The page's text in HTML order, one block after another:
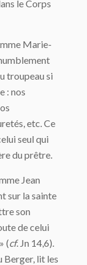
le Corps
Marie-
troupeau si
: nos
etc. Ce
seul qui
du prêtre.
Jean
sur la sainte
son
de celui
(cf. Jn 14,6).
Berger, lit les